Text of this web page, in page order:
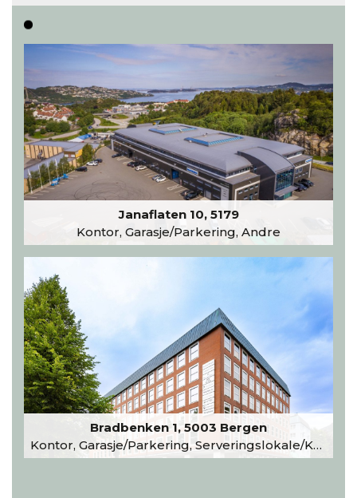
Les hele artikkelen
Janaflaten 10, 5179
Kontor, Garasje/Parkering, Andre
Bradbenken 1, 5003 Bergen
Kontor, Garasje/Parkering, Serveringslokale/Kantine, Undervisning/Arrangement